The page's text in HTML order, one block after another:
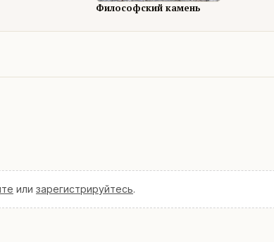
Философский камень
или зарегистрируйтесь.